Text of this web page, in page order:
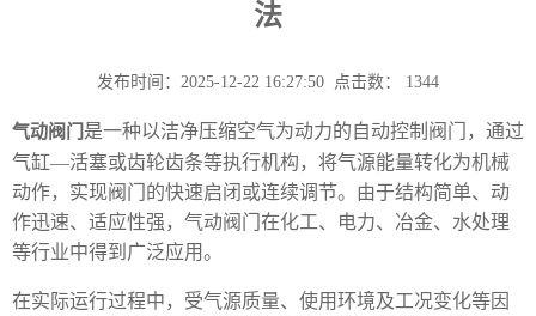
法
发布时间：2025-12-22 16:27:50 点击数： 1344
气动阀门 是一种以洁净压缩空气为动力的自动控制阀门，通过
气缸—活塞或齿轮齿条等执行机构，将气源能量转化为机械
动作，实现阀门的快速启闭或连续调节。由于结构简单、动
作迅速、适应性强，气动阀门在化工、电力、冶金、水处理
等行业中得到广泛应用。
在实际运行过程中，受气源质量、使用环境及工况变化等因